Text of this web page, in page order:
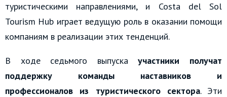
туристическими направлениями, и Costa del Sol
Tourism Hub играет ведущую роль в оказании помощи
компаниям в реализации этих тенденций.
В ходе седьмого выпускаучастники получат
поддержку команды наставников и
профессионалов из туристического сектора. Эти